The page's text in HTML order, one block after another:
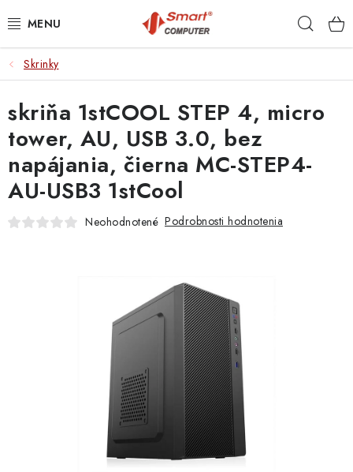
na
NOTEBOOKY
MOBILNÉ ZARIADENIA
PC A KOMPONENTY
PERIFÉRIE
TLAČIARNE
Skrinky
skriňa 1stCOOL STEP 4, micro
tower, AU, USB 3.0, bez
napájania, čierna MC-STEP4-
AU-USB3 1stCool
Neohodnotené Podrobnosti hodnotenia